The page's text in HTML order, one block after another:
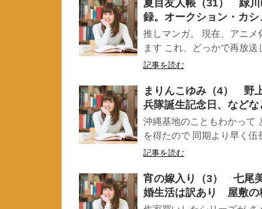
夏目友人帳（31） 緑
録。オークション・カ
推しマンガ。 現在、アニ
ます これ、どっかで再放
記事を読む
まりんこゆみ（4） 野
兵隊誕生記念日、など
沖縄基地のこともわかって
を得たので 同期より早く伍
記事を読む
宵の嫁入り（3） 七尾
婚生活は訳あり 屋敷の